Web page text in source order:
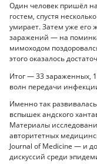
Один человек пришёл
гостем, спустя
умирает. Затем уже его
заражений — на
мимоходом
этого оказалось
Итог — 33 зараженных,
волн передачи
Именно так
вспышек андского
Материалы
авторитетных
Journal of Medicine — и
дискуссий среди